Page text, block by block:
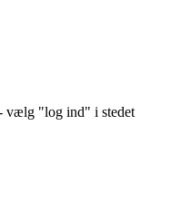
vælg "log ind" i stedet